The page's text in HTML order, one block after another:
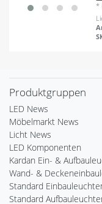
*
Produktgruppen
LED News
Möbelmarkt News
Licht News
LED Komponenten
Kardan Ein- &
Wand- &
Standard
Standard